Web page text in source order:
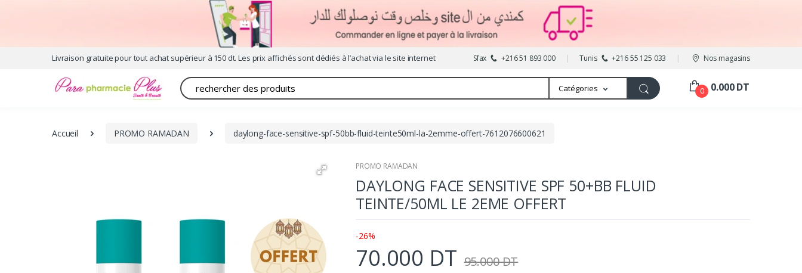
Livraison gratuite pour tout achat supérieur à 150 dt. Les prix affichés sont dédiés à l’achat via le site internet Sfax +216 51 893 000 Tunis +216 55 125 033 Nos magasins
Recherche Catégories 0 0.000 DT
Accueil PROMO RAMADAN daylong-face-sensitive-spf-50bb-fluid-teinte50ml-la-2emme-offert-7612076600621
PROMO RAMADAN
DAYLONG FACE SENSITIVE SPF 50+BB FLUID
TEINTE/50ML LE 2EME OFFERT
-26%
70.000 DT 95.000 DT